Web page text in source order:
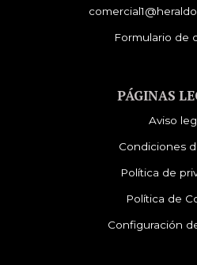
Formulario de
PÁGINAS
Aviso
Condiciones
Política de
Política de
Configuración